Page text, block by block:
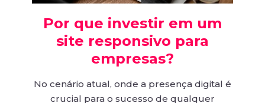
Por que investir em um
site responsivo para
empresas?
No cenário atual, onde a presença digital é
crucial para o sucesso de qualquer